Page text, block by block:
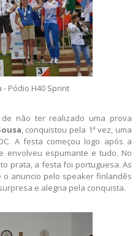
- Pódio H40 Sprint
não ter realizado uma prova
, conquistou pela 1ª vez, uma
A festa começou logo após a
envolveu espumante e tudo. No
prata, a festa foi portuguesa. As
anuncio pelo speaker finlandês
e alegria pela conquista.